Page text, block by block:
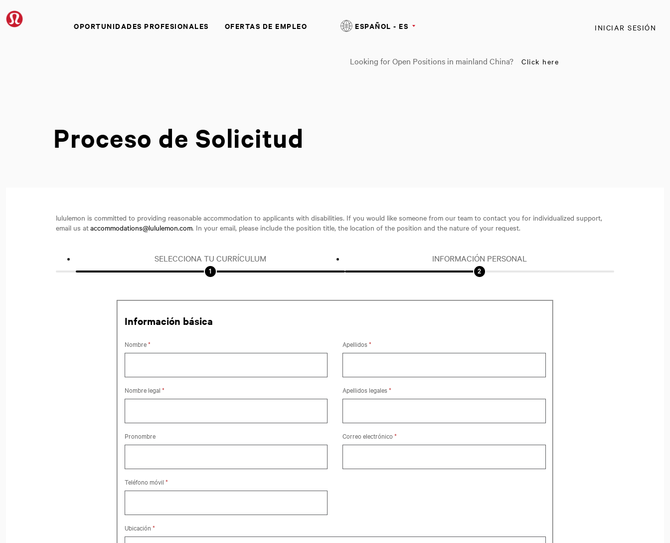
OPORTUNIDADES PROFESIONALES OFERTAS DE EMPLEO INICIAR SESIÓN
ESPAÑOL - ES
Looking for Open Positions in mainland China? Click here
Proceso de Solicitud
lululemon is committed to providing reasonable accommodation to applicants with disabilities. If you would like someone from our team to contact you for individualized support,
email us ataccommodations@lululemon.com. In your email, please include the position title, the location of the position and the nature of your request.
SELECCIONA TU CURRÍCULUM INFORMACIÓN PERSONAL
Información básica
Nombre* Apellidos*
Nombre legal * Apellidos legales*
Pronombre Correo electrónico*
Teléfono móvil *
Ubicación *Escoge una opción